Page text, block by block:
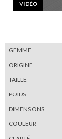
VIDÉO
GEMME
ORIGINE
TAILLE
POIDS
DIMENSIONS
COULEUR